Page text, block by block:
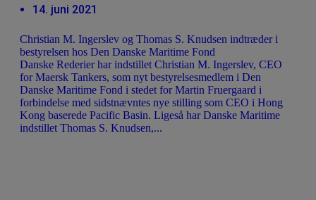
14. juni 2021
Christian M. Ingerslev og Thomas S. Knudsen indtræder i
bestyrelsen hos Den Danske Maritime Fond
Danske Rederier har indstillet Christian M. Ingerslev, CEO
for Maersk Tankers, som nyt bestyrelsesmedlem i Den
Danske Maritime Fond i stedet for Martin Fruergaard i
forbindelse med sidstnævntes nye stilling som CEO i Hong
Kong baserede Pacific Basin. Ligeså har Danske Maritime
indstillet Thomas S. Knudsen,...